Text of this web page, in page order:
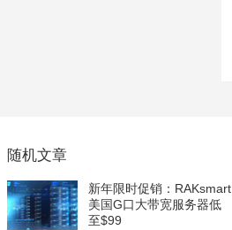
随机文章
新年限时促销：RAKsmart
美国G口大带宽服务器低
至$99